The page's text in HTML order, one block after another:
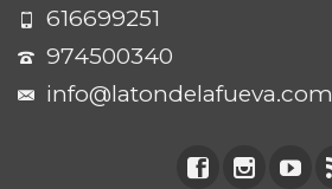
616699251
974500340
info@latondelafueva.com